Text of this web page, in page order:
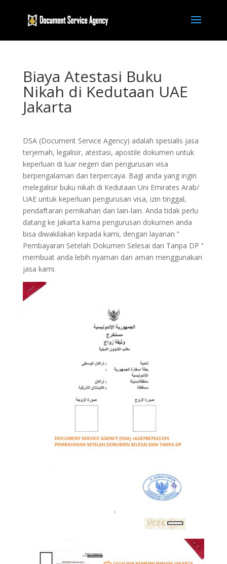
Biaya Atestasi Buku
Nikah di Kedutaan UAE
Jakarta
DSA (Document Service Agency) adalah spesialis jasa
terjemah, legalisir, atestasi, apostile dokumen untuk
keperluan di luar negeri dan pengurusan visa
berpengalaman dan terpercaya. Bagi anda yang ingin
melegalisir buku nikah di Kedutaan Uni Emirates Arab/
UAE untuk keperluan pengurusan visa, izin tinggal,
pendaftaran pernikahan dan lain-lain. Anda tidak perlu
datang ke Jakarta karna pengurusan dokumen anda
bisa diwakilakan kepada kami, dengan layanan ”
Pembayaran Setelah Dokumen Selesai dan Tanpa DP ”
membuat anda lebih nyaman dan aman menggunakan
jasa kami.